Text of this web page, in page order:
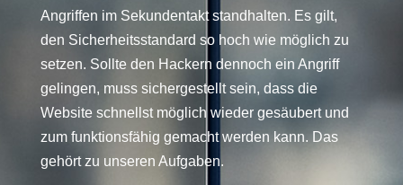
Angriffen im Sekundentakt standhalten. Es gilt,
den Sicherheitsstandard so hoch wie möglich zu
setzen. Sollte den Hackern dennoch ein Angriff
gelingen, muss sichergestellt sein, dass die
Website schnellst möglich wieder gesäubert und
zum funktionsfähig gemacht werden kann. Das
gehört zu unseren Aufgaben.